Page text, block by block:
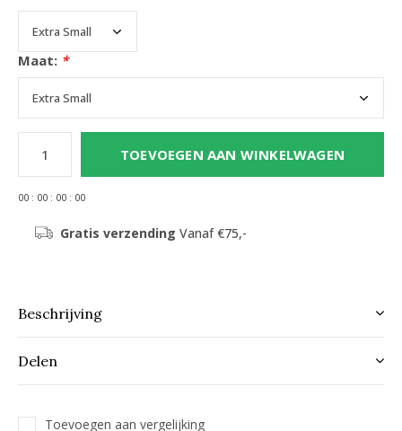
Maat: *
TOEVOEGEN AAN WINKELWAGEN
00 : 00 : 00 : 00
Gratis verzending Vanaf €75,-
Beschrijving
Delen
Toevoegen aan vergelijking